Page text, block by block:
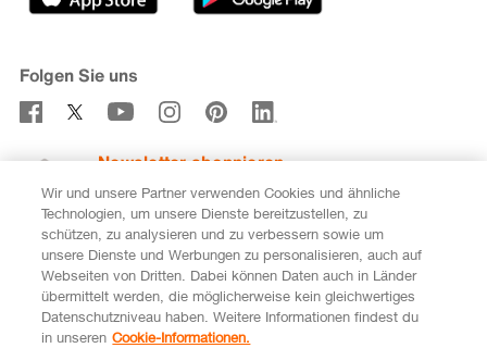
Medien
Verhaltenskodex & Meldestelle
Folgen Sie uns
Newsletter abonnieren
Rechtliches Datenschutz
Impressum
Cookie-Einstellungen
FR
Wir und unsere Partner verwenden Cookies und ähnliche
Technologien, um unsere Dienste bereitzustellen, zu
schützen, zu analysieren und zu verbessern sowie um
unsere Dienste und Werbungen zu personalisieren, auch auf
Webseiten von Dritten. Dabei können Daten auch in Länder
übermittelt werden, die möglicherweise kein gleichwertiges
Datenschutzniveau haben. Weitere Informationen findest du
in unseren Cookie-Informationen.